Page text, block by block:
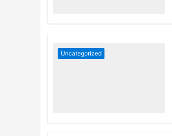
Uncategorized